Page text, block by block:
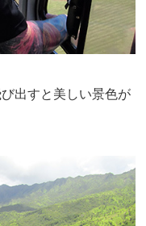
出すと美しい景色が